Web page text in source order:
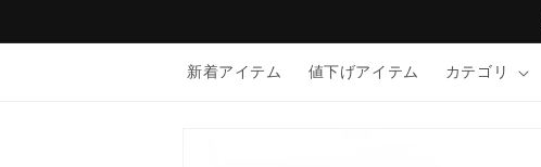
新着アイテム 値下げアイテム カテゴリ